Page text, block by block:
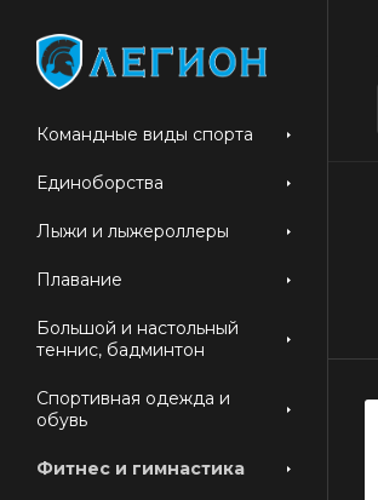
Командные виды спорта
Единоборства
Лыжи и лыжероллеры
Плавание
Большой и настольный
теннис, бадминтон
Спортивная одежда и
обувь
Фитнес и гимнастика